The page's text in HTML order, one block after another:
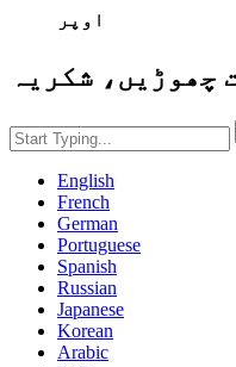
اوپر
English
French
German
Portuguese
Spanish
Russian
Japanese
Korean
Arabic